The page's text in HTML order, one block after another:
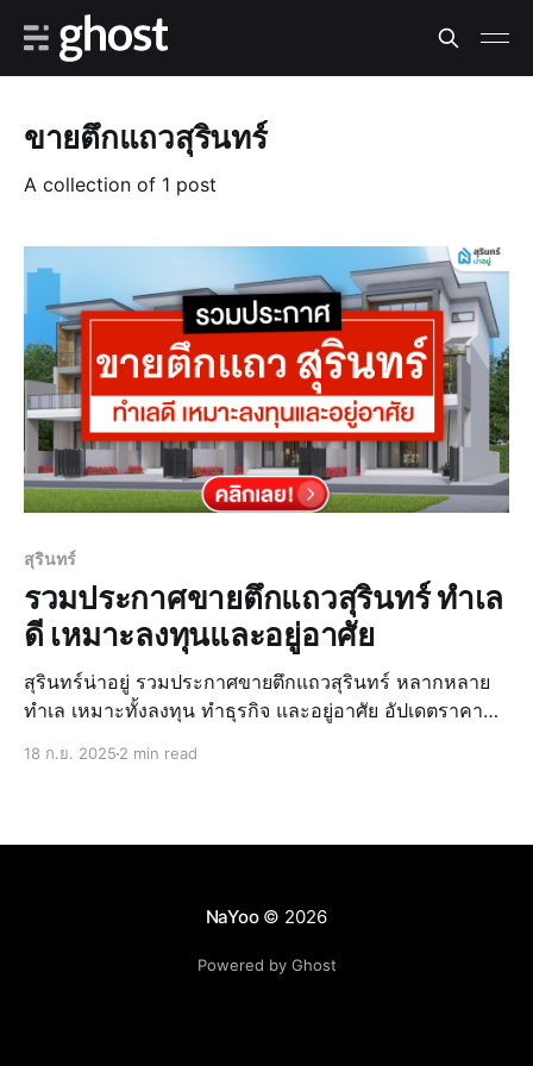
ขายตึกแถวสุรินทร์
A collection of 1 post
สุรินทร์
รวมประกาศขายตึกแถวสุรินทร์ ทำเล
ดี เหมาะลงทุนและอยู่อาศัย
สุรินทร์น่าอยู่ รวมประกาศขายตึกแถวสุรินทร์ หลากหลาย
ทำเล เหมาะทั้งลงทุน ทำธุรกิจ และอยู่อาศัย อัปเดตราคา
18 ก.ย. 2025 2 min read
NaYoo© 2026
Powered by Ghost